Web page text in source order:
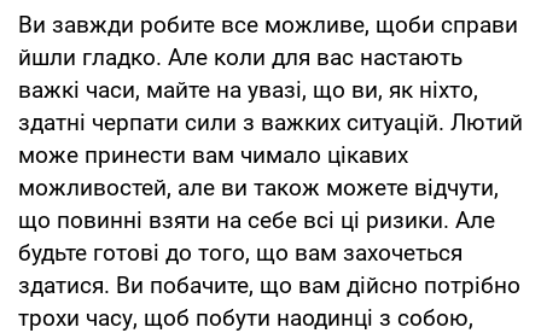
Ви завжди робите все можливе, щоби справи
йшли гладко. Але коли для вас настають
важкі часи, майте на увазі, що ви, як ніхто,
здатні черпати сили з важких ситуацій. Лютий
може принести вам чимало цікавих
можливостей, але ви також можете відчути,
що повинні взяти на себе всі ці ризики. Але
будьте готові до того, що вам захочеться
здатися. Ви побачите, що вам дійсно потрібно
трохи часу, щоб побути наодинці з собою,